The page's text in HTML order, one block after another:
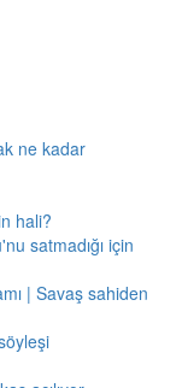
ne kadar
hali?
satmadığı için
| Savaş sahiden